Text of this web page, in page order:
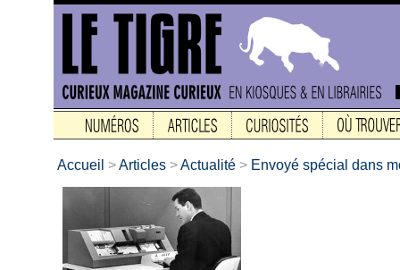
Accueil >Articles >Actualité > Envoyé spécial dans